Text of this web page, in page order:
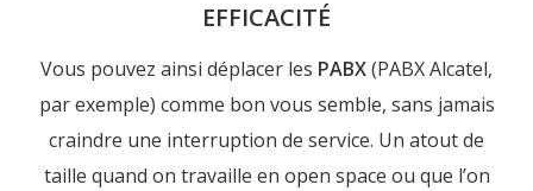
EFFICACITÉ
Vous pouvez ainsi déplacer les PABX(PABX Alcatel,
par exemple) comme bon vous semble, sans jamais
craindre une interruption de service. Un atout de
taille quand on travaille en open space ou que l’on